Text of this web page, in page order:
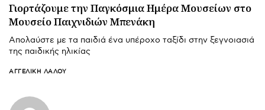
Γιορτάζουμε την Παγκόσμια Ημέρα Μουσείων στο
Μουσείο Παιχνιδιών Μπενάκη
Απολαύστε με τα παιδιά ένα υπέροχο ταξίδι στην ξεγνοιασιά
της παιδικής ηλικίας
ΑΓΓΕΛΙΚΉ ΛΆΛΟΥ